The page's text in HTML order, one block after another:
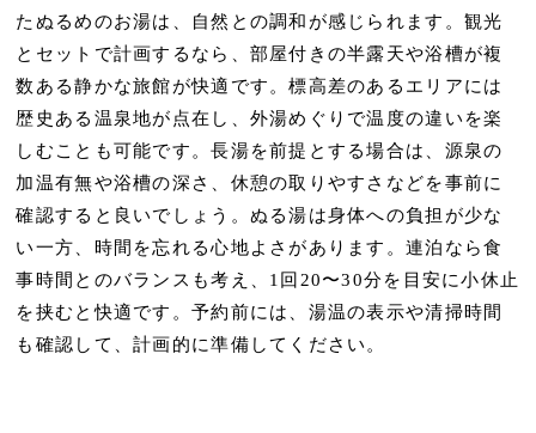
たぬるめのお湯は、自然との調和が感じられます。観光
とセットで計画するなら、 部屋付きの半露天や浴槽が複
数ある静かな旅館が快適です。標高差のあるエリアには
歴史ある温泉地が点在し、外湯めぐりで温度の違いを楽
しむことも可能です。長湯を前提とする場合は、 源泉の
加温有無や浴槽の深さ、 休憩の取りやすさ などを事前に
確認すると良いでしょう。ぬる湯は身体への負担が少な
い一方、 時間を忘れる心地よさ があります。連泊なら食
事時間とのバランスも考え、 1回20〜30分を目安に小休止
を挟むと快適です。予約前には、湯温の表示や清掃時間
も確認して、計画的に準備してください。